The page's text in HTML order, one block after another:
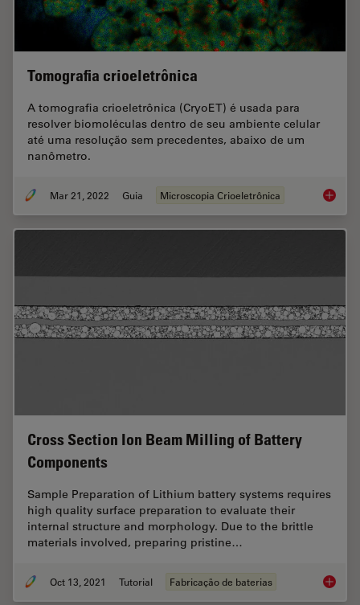
Tomografia crioeletrônica
A tomografia crioeletrônica (CryoET) é usada para
resolver biomoléculas dentro de seu ambiente celular
até uma resolução sem precedentes, abaixo de um
nanômetro.
Mar 21, 2022 Guia Microscopia Crioeletrônica
Cross Section Ion Beam Milling of Battery
Components
Sample Preparation of Lithium battery systems requires
high quality surface preparation to evaluate their
internal structure and morphology. Due to the brittle
materials involved, preparing pristine…
Oct 13, 2021 Tutorial Fabricação de baterias Cross